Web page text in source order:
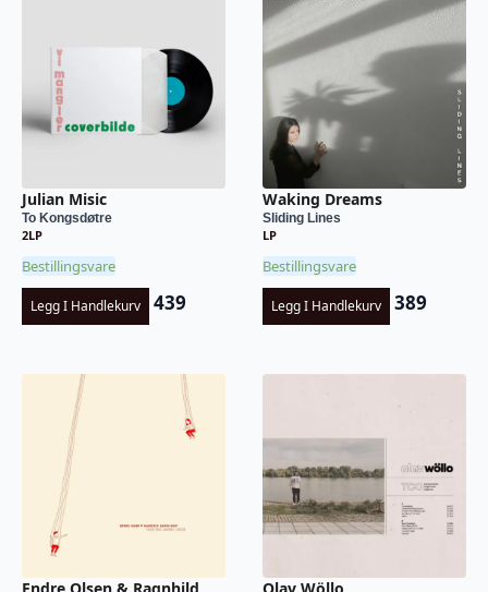
Julian Misic
To Kongsdøtre
2LP
Bestillingsvare
Legg I Handlekurv 439
Waking Dreams
Sliding Lines
LP
Bestillingsvare
Legg I Handlekurv 389